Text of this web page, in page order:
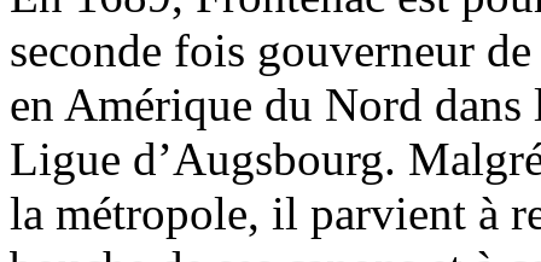
seconde fois gouverneur
en Amérique du Nord dans
Ligue d’Augsbourg.
la métropole, il parvient à